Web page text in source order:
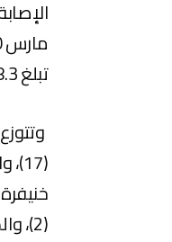
تبلغ 98.3 في المائة، فيما بلغ عدد الوفيات 15 ألفا و988 بنسبة فتك تصل إلى 1.4 في المائة.
(2)، والداخلة-وادي الذهب (1)، والعيون الساقية الحمراء (1)1.